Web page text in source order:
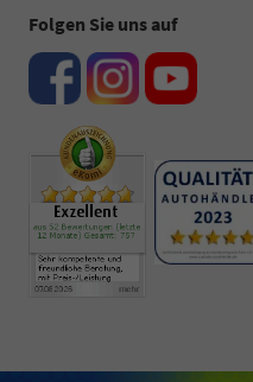
Folgen Sie uns auf